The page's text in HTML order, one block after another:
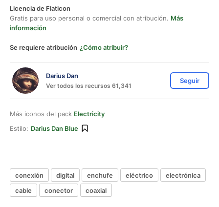
Licencia de Flaticon
Gratis para uso personal o comercial con atribución. Más
información
Se requiere atribución ¿Cómo atribuir?
Darius Dan
Ver todos los recursos 61,341
Seguir
Más iconos del pack Electricity
Estilo: Darius Dan Blue
conexión digital enchufe eléctrico
electrónica
cable
conector coaxial